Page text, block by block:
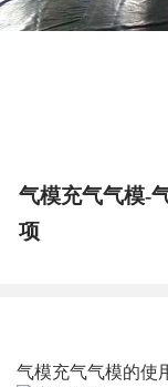
气模充气气模-
项
气模充气气模的使